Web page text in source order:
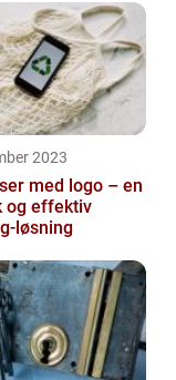
2023
med logo – en
og effektiv
løsning